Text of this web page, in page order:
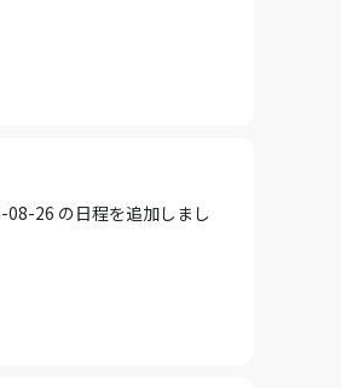
26 の日程を追加しまし